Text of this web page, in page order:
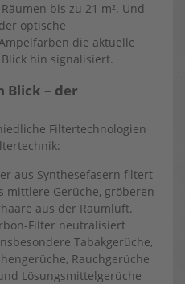
bis zu 21 m². Und
optische
die aktuelle
hin signalisiert.
Blick – der
Filtertechnologien
aus Synthesefasern filtert
mittlere Gerüche, gröberen
aus der Raumluft.
Filter neutralisiert
Tabakgerüche,
Rauchgerüche
Lösungsmittelgerüche